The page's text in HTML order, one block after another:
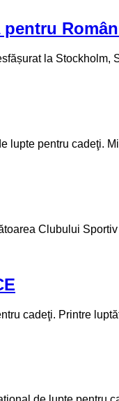
la Stockholm,
pentru cadeţi.
Clubului
cadeţi. Printre